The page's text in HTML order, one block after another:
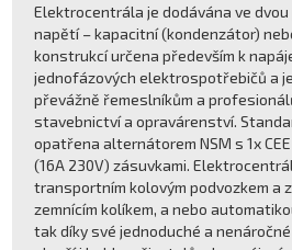
Elektrocentrála je dodávána ve
napětí – kapacitní (kondenzátor)
konstrukcí určena především k
jednofázových elektrospotřebičů a
převážně řemeslníkům a
stavebnictví a opravárenství.
opatřena alternátorem NSM s 1x
(16A 230V) zásuvkami.
transportním kolovým podvozkem a
zemnícím kolíkem, a nebo
tak díky své jednoduché a